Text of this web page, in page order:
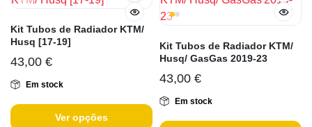
Kit Tubos de Radiador KTM/
Husq [17-19]
43,00 €
Em stock
Ver opções
Kit Tubos de Radiador KTM/
Husq/ GasGas 2019-23
43,00 €
Em stock